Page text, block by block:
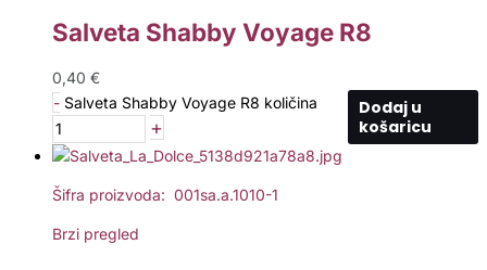
Salveta Shabby Voyage R8
0,40 €
- Salveta Shabby Voyage R8 količina
+
Dodaj u
košaricu
Šifra proizvoda: 001sa.a.1010-1
Brzi pregled